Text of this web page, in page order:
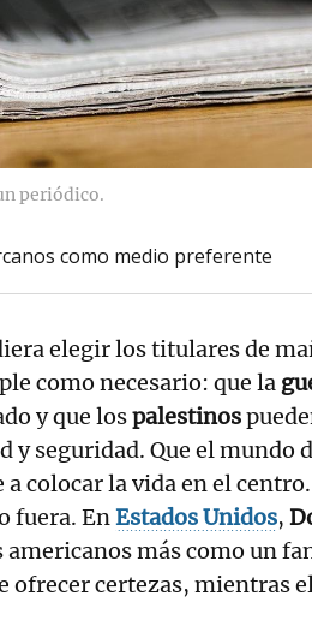
periódico.
como medio preferente
elegir los titulares de
como necesario: que la
y que lospalestinos
y seguridad. Que el mundo
a colocar la vida en el
fuera. EnEstados Unidos,
americanos más como un
ofrecer certezas, mientras